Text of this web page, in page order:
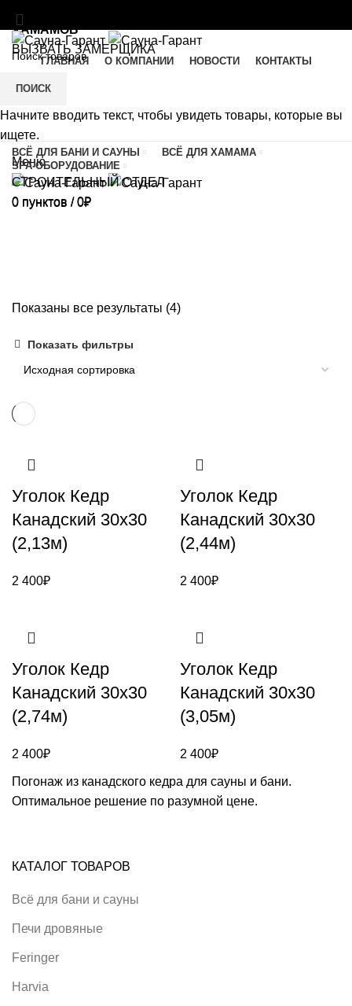
ХАМАМОВ
ВЫЗВАТЬ ЗАМЕРЩИКА
ГЛАВНАЯ О КОМПАНИИ НОВОСТИ КОНТАКТЫ
Меню
0 пунктов / 0₽
ВСЁ ДЛЯ БАНИ И САУНЫ
ВСЁ ДЛЯ ХАМАМА
SPA-ОБОРУДОВАНИЕ
СТРОИТЕЛЬНЫЙ ОТДЕЛ
0 пунктов / 0₽
КАТАЛОГ ТОВАРОВ
Всё для бани и сауны
Печи дровяные
Feringer
Harvia
Показаны все результаты (4)
Показать фильтры
Уголок Кедр
Канадский 30х30
(2,13м)
2 400₽
Уголок Кедр
Канадский 30х30
(2,44м)
2 400₽
Уголок Кедр
Канадский 30х30
(2,74м)
2 400₽
Уголок Кедр
Канадский 30х30
(3,05м)
2 400₽
Погонаж из канадского кедра для сауны и бани.
Оптимальное решение по разумной цене.
ПОИСК
Начните вводить текст, чтобы увидеть товары, которые вы
ищете.